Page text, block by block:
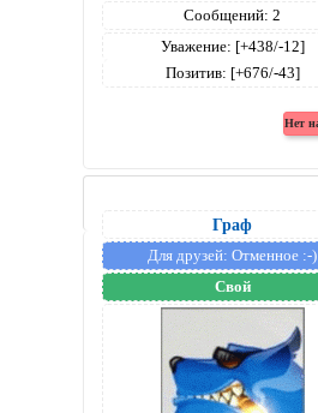
Сообщений: 2
Уважение: [+438/-12]
Позитив: [+676/-43]
Граф
Для друзей: Отменное :-)
Свой